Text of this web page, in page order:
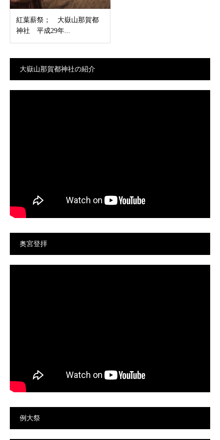
紅葉薪祭； 大嶽山那賀都
神社 平成29年...
大嶽山那賀都神社の紹介
奥宮登拝
例大祭